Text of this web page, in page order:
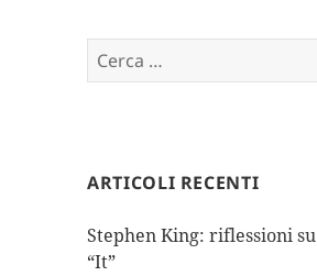
Ricerca
per:
ARTICOLI RECENTI
Stephen King: riflessioni su
“It”